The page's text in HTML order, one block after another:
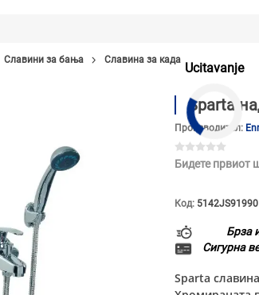
МЕБЕЛ ЗА БАЊА И ОГЛЕДАЛА
Ucitavanje
Славини за бања Славина за када
Sparta
Производител:
Бидете првиот
Код:
Брза
Сигурна
Sparta